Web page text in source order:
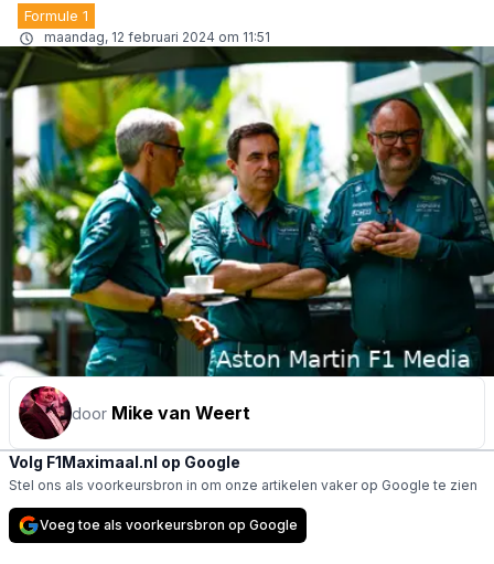
Formule 1
maandag, 12 februari 2024 om 11:51
door Mike van Weert
Volg F1Maximaal.nl op Google
Stel ons als voorkeursbron in om onze artikelen vaker op Google te zien
Voeg toe als voorkeursbron op Google